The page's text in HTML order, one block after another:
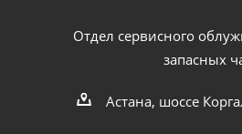
Отдел сервисного
запасных
Астана, шоссе